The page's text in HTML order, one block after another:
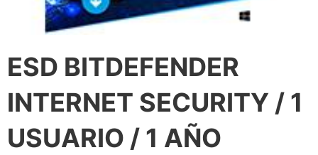
ESD BITDEFENDER
INTERNET SECURITY / 1
USUARIO / 1 AÑO